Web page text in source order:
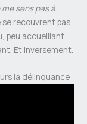
me sens pas à
se recouvrent pas.
peu accueillant
Et inversement.
la délinquance